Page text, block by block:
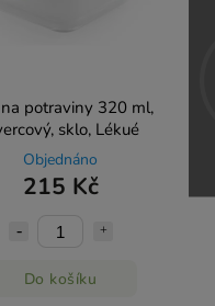
potraviny 320 ml,
sklo, Lékué
Objednáno
215 Kč
Do košíku